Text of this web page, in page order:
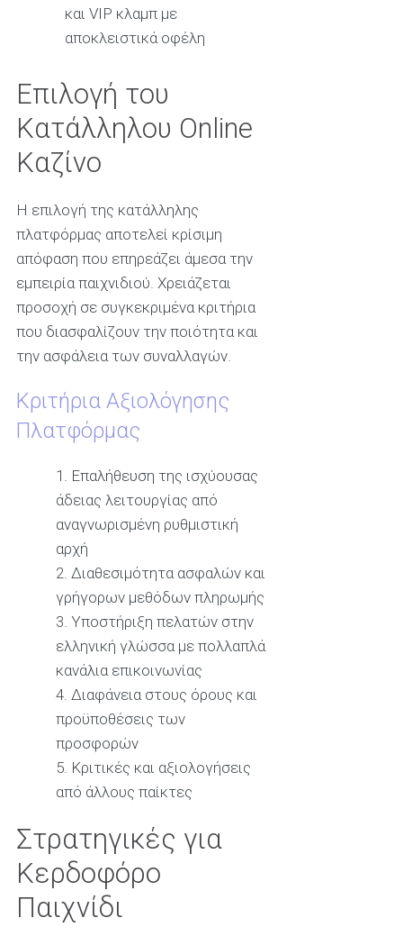
και VIP κλαμπ με
αποκλειστικά οφέλη
Επιλογή του
Κατάλληλου Online
Καζίνο
Η επιλογή της κατάλληλης
πλατφόρμας αποτελεί κρίσιμη
απόφαση που επηρεάζει άμεσα την
εμπειρία παιχνιδιού. Χρειάζεται
προσοχή σε συγκεκριμένα κριτήρια
που διασφαλίζουν την ποιότητα και
την ασφάλεια των συναλλαγών.
Κριτήρια Αξιολόγησης
Πλατφόρμας
Επαλήθευση της ισχύουσας
άδειας λειτουργίας από
αναγνωρισμένη ρυθμιστική
αρχή
Διαθεσιμότητα ασφαλών και
γρήγορων μεθόδων πληρωμής
Υποστήριξη πελατών στην
ελληνική γλώσσα με πολλαπλά
κανάλια επικοινωνίας
Διαφάνεια στους όρους και
προϋποθέσεις των
προσφορών
Κριτικές και αξιολογήσεις
από άλλους παίκτες
Στρατηγικές για
Κερδοφόρο
Παιχνίδι